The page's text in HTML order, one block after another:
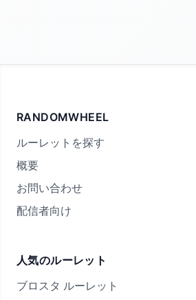
RANDOMWHEEL
ルーレットを探す
概要
お問い合わせ
配信者向け
人気のルーレット
ブロスタ ルーレット